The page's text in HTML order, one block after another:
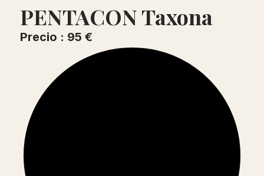
PENTACON Taxona
Precio : 95 €